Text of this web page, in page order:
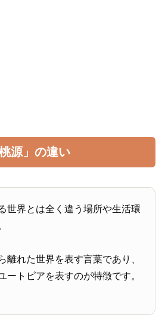
源」の違い
世界とは全く違う場所や生活環
離れた世界を表す言葉であり、
ートピアを表すのが特徴です。